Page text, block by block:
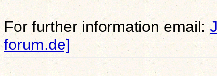
For further information email:
forum.de]